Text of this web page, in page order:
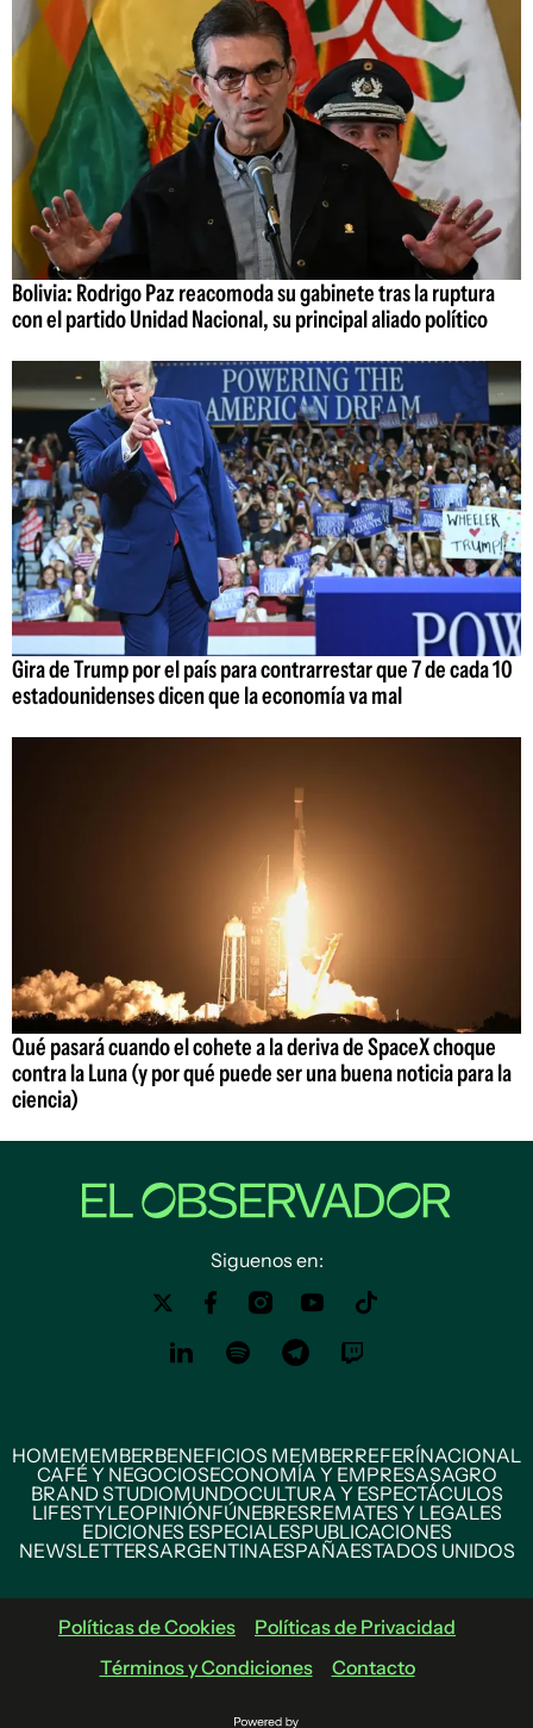
Bolivia: Rodrigo Paz reacomoda su gabinete tras la ruptura
con el partido Unidad Nacional, su principal aliado político
Gira de Trump por el país para contrarrestar que 7 de cada 10
estadounidenses dicen que la economía va mal
Qué pasará cuando el cohete a la deriva de SpaceX choque
contra la Luna (y por qué puede ser una buena noticia para la
ciencia)
Siguenos en:
HOMEMEMBERBENEFICIOS MEMBERREFERÍNACIONAL
CAFÉ Y NEGOCIOSECONOMÍA Y EMPRESASAGRO
BRAND STUDIOMUNDOCULTURA Y ESPECTÁCULOS
LIFESTYLEOPINIÓNFÚNEBRESREMATES Y LEGALES
EDICIONES ESPECIALESPUBLICACIONES
NEWSLETTERSARGENTINAESPAÑAESTADOS UNIDOS
Políticas de Cookies
Políticas de Privacidad
Términos y Condiciones
Contacto